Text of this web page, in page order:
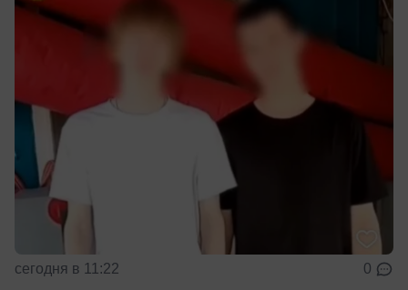
сегодня в 11:22 0